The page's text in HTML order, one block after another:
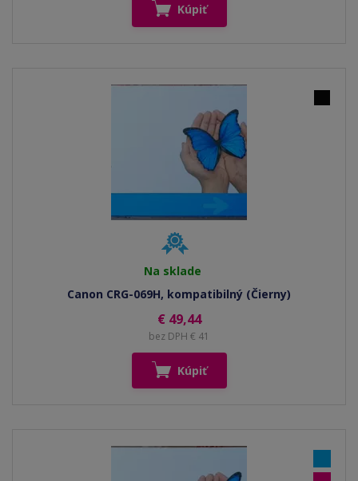
Kúpiť
Na sklade
Canon CRG-069H, kompatibilný (Čierny)
€ 49,44
bez DPH € 41
Kúpiť